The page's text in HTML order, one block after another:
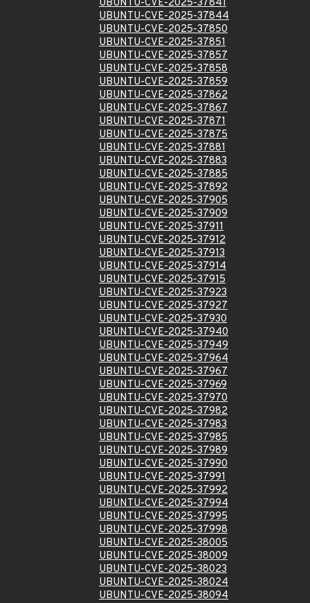
UBUNTU-CVE-2025-37841
UBUNTU-CVE-2025-37844
UBUNTU-CVE-2025-37850
UBUNTU-CVE-2025-37851
UBUNTU-CVE-2025-37857
UBUNTU-CVE-2025-37858
UBUNTU-CVE-2025-37859
UBUNTU-CVE-2025-37862
UBUNTU-CVE-2025-37867
UBUNTU-CVE-2025-37871
UBUNTU-CVE-2025-37875
UBUNTU-CVE-2025-37881
UBUNTU-CVE-2025-37883
UBUNTU-CVE-2025-37885
UBUNTU-CVE-2025-37892
UBUNTU-CVE-2025-37905
UBUNTU-CVE-2025-37909
UBUNTU-CVE-2025-37911
UBUNTU-CVE-2025-37912
UBUNTU-CVE-2025-37913
UBUNTU-CVE-2025-37914
UBUNTU-CVE-2025-37915
UBUNTU-CVE-2025-37923
UBUNTU-CVE-2025-37927
UBUNTU-CVE-2025-37930
UBUNTU-CVE-2025-37940
UBUNTU-CVE-2025-37949
UBUNTU-CVE-2025-37964
UBUNTU-CVE-2025-37967
UBUNTU-CVE-2025-37969
UBUNTU-CVE-2025-37970
UBUNTU-CVE-2025-37982
UBUNTU-CVE-2025-37983
UBUNTU-CVE-2025-37985
UBUNTU-CVE-2025-37989
UBUNTU-CVE-2025-37990
UBUNTU-CVE-2025-37991
UBUNTU-CVE-2025-37992
UBUNTU-CVE-2025-37994
UBUNTU-CVE-2025-37995
UBUNTU-CVE-2025-37998
UBUNTU-CVE-2025-38005
UBUNTU-CVE-2025-38009
UBUNTU-CVE-2025-38023
UBUNTU-CVE-2025-38024
UBUNTU-CVE-2025-38094